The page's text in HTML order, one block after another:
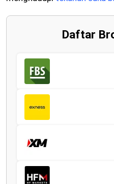
Daftar